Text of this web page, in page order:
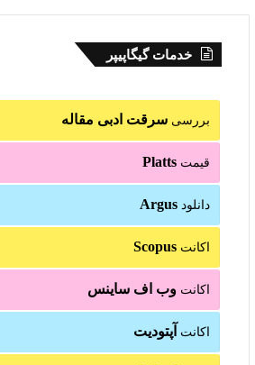
خدمات گیگاپیپر
بررسیسرقت ادبی مقاله
قیمتPlatts
دانلودArgus
اکانتScopus
اکانتوب اف ساینس
اکانت آپتودیت